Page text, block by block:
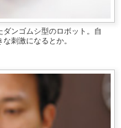
ンゴムシ型のロボット。自
刺激になるとか。